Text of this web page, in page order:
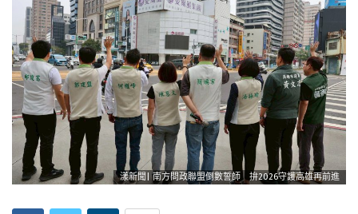
漾新聞| 南方問政聯盟倒數誓師 拚2026守護高雄再前進